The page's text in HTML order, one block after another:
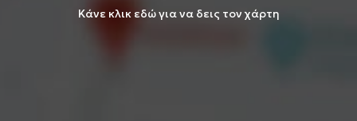
Κάνε κλικ εδώ για να δεις τον χάρτη